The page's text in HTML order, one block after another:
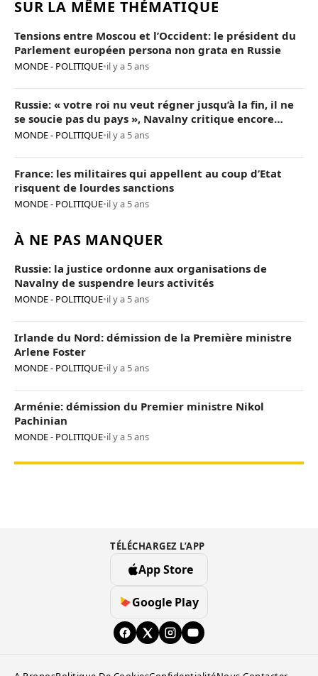
SUR LA MÊME THÉMATIQUE
Tensions entre Moscou et l’Occident: le président du
Parlement européen persona non grata en Russie
MONDE - POLITIQUE•il y a 5 ans
Russie: « votre roi nu veut régner jusqu’à la fin, il ne
se soucie pas du pays », Navalny critique encore
Poutine
MONDE - POLITIQUE•il y a 5 ans
France: les militaires qui appellent au coup d’Etat
risquent de lourdes sanctions
MONDE - POLITIQUE•il y a 5 ans
À NE PAS MANQUER
Russie: la justice ordonne aux organisations de
Navalny de suspendre leurs activités
MONDE - POLITIQUE•il y a 5 ans
Irlande du Nord: démission de la Première ministre
Arlene Foster
MONDE - POLITIQUE•il y a 5 ans
Arménie: démission du Premier ministre Nikol
Pachinian
MONDE - POLITIQUE•il y a 5 ans
TÉLÉCHARGEZ L’APP
App Store
Google Play